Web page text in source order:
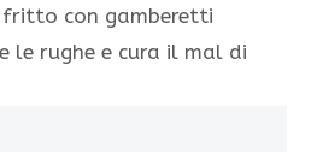
con gamberetti
le rughe e cura il mal di